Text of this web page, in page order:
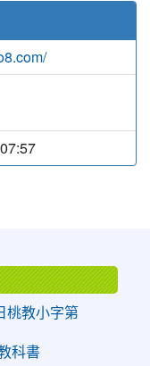
桃教小字第
科書